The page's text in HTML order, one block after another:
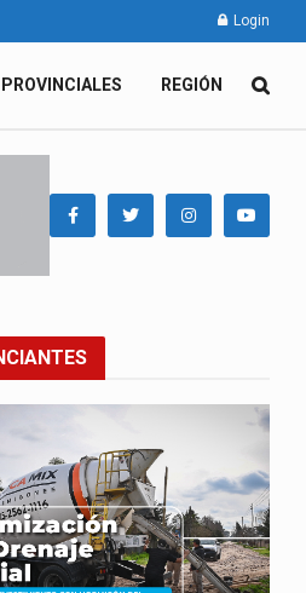
Login
PROVINCIALES REGIÓN